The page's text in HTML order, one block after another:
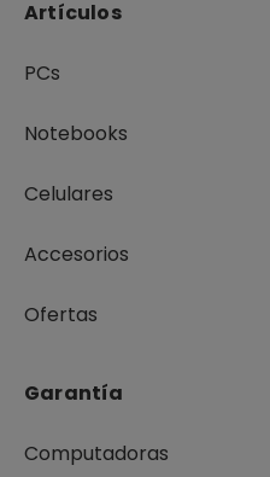
Artículos
PCs
Notebooks
Celulares
Accesorios
Ofertas
Garantía
Computadoras